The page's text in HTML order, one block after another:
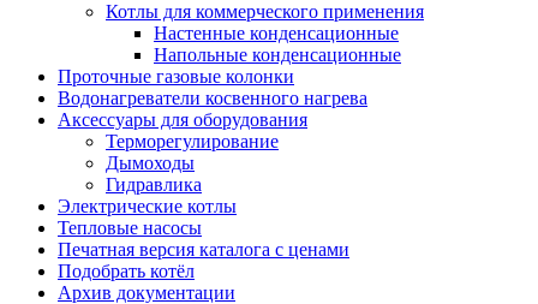
Котлы для коммерческого применения
Настенные конденсационные
Напольные конденсационные
Проточные газовые колонки
Водонагреватели косвенного нагрева
Аксессуары для оборудования
Терморегулирование
Дымоходы
Гидравлика
Электрические котлы
Тепловые насосы
Печатная версия каталога с ценами
Подобрать котёл
Архив документации